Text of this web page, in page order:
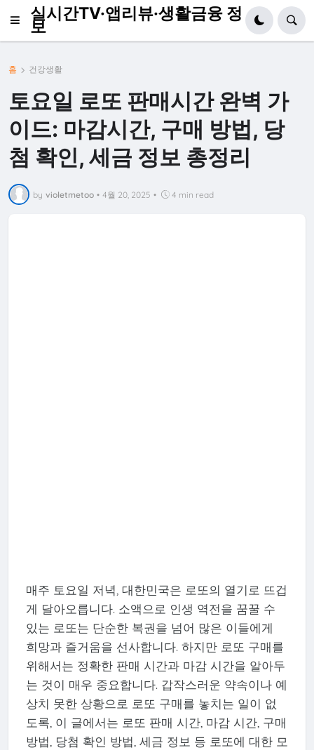
실시간TV·앱리뷰·생활금융 정
보
홈 건강생활
토요일 로또 판매시간 완벽 가
이드: 마감시간, 구매 방법, 당
첨 확인, 세금 정보 총정리
by violetmetoo • 4월 20, 2025 • 4 min read
매주 토요일 저녁, 대한민국은 로또의 열기로 뜨겁
게 달아오릅니다. 소액으로 인생 역전을 꿈꿀 수
있는 로또는 단순한 복권을 넘어 많은 이들에게
희망과 즐거움을 선사합니다. 하지만 로또 구매를
위해서는 정확한 판매 시간과 마감 시간을 알아두
는 것이 매우 중요합니다. 갑작스러운 약속이나 예
상치 못한 상황으로 로또 구매를 놓치는 일이 없
도록, 이 글에서는 로또 판매 시간, 마감 시간, 구매
방법, 당첨 확인 방법, 세금 정보 등 로또에 대한 모